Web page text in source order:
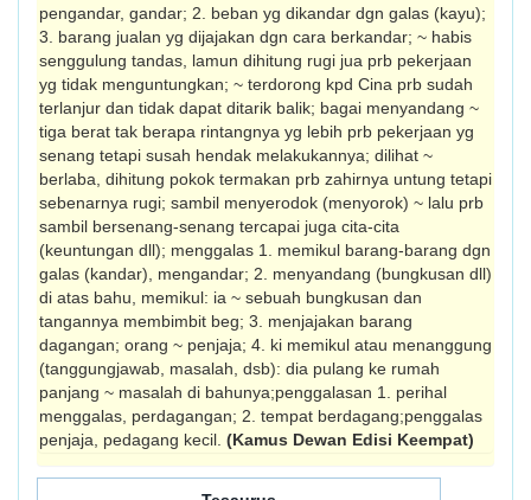
pengandar, gandar; 2. beban yg dikandar dgn galas (kayu);
3. barang jualan yg dijajakan dgn cara berkandar; ~ habis
senggulung tandas, lamun dihitung rugi jua prb pekerjaan
yg tidak meng­untungkan; ~ terdorong kpd Cina prb sudah
terlanjur dan tidak dapat ditarik balik; bagai menyandang ~
tiga berat tak berapa rintangnya yg lebih prb pekerjaan yg
senang tetapi susah hendak melakukannya; dilihat ~
berlaba, dihitung pokok termakan prb zahir­nya untung tetapi
sebenarnya rugi; sambil menyerodok (menyorok) ~ lalu prb
sambil bersenang-senang tercapai juga cita-cita
(keuntungan dll); menggalas 1. memikul barang-barang dgn
galas (kandar), mengandar; 2. menyandang (bungkusan dll)
di atas bahu, memikul: ia ~ sebuah bungkusan dan
tangannya membimbit beg; 3. menjajakan barang
dagangan; orang ~ penjaja; 4. ki memikul atau me­nanggung
(tanggungjawab, masalah, dsb): dia pulang ke rumah
panjang ~ masalah di bahunya;penggalasan 1. perihal
menggalas, perda­gangan; 2. tempat berdagang;penggalas
penjaja, pedagang kecil. (Kamus Dewan Edisi Keempat)